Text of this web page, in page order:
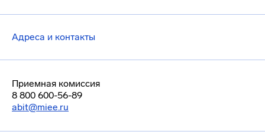
Адреса и контакты
Приемная комиссия
8 800 600-56-89
abit@miee.ru